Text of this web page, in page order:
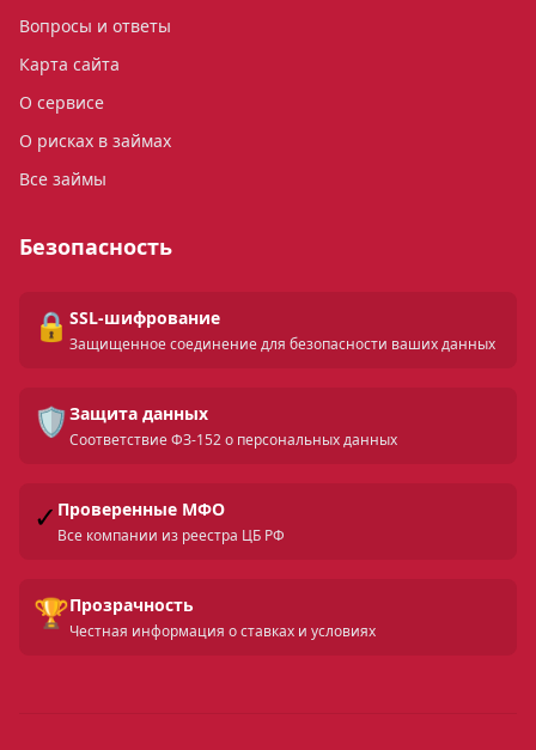
Вопросы и ответы
Карта сайта
О сервисе
О рисках в займах
Все займы
Безопасность
🔒 SSL-шифрование
Защищенное соединение для безопасности ваших данных
🛡️ Защита данных
Соответствие ФЗ-152 о персональных данных
✓ Проверенные МФО
Все компании из реестра ЦБ РФ
🏆Прозрачность
Честная информация о ставках и условиях